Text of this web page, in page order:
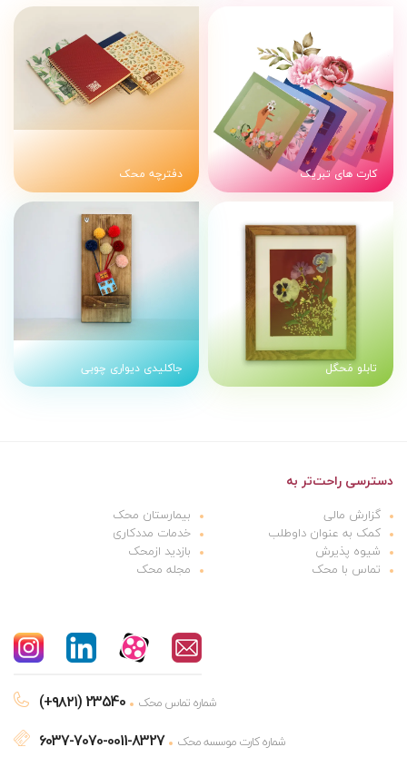
کارت های تبریک دفترچه محک
تابلو مَحگل جاکلیدی دیواری چوبی
دسترسی راحت‌تر به
گزارش مالی
بیمارستان محک
کمک به عنوان داوطلب
خدمات مددکاری
شیوه پذیرش
بازدید ازمحک
تماس با محک
مجله محک
(+۹۸۲۱) 23540 شماره تماس محک
6037-7070-0011-8327 شماره کارت موسسه محک